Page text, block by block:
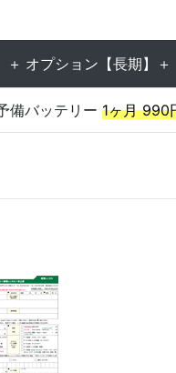
＋ オプション【長期】＋
備バッテリー 1ヶ月 990